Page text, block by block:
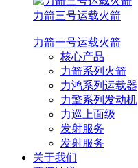
力箭三号运载火箭
力箭一号运载火箭
核心产品
力箭系列火箭
力鸿系列运载器
力擎系列发动机
力巡上面级
发射服务
发射服务
关于我们